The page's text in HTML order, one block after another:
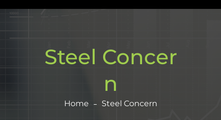
Steel Concer
n
Home Steel Concern